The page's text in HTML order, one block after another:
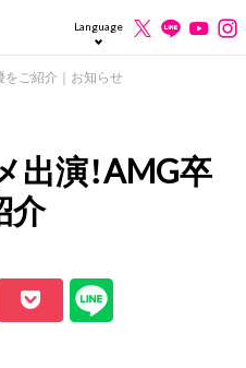
Language
をご紹介｜お知らせ
演！AMG卒
介